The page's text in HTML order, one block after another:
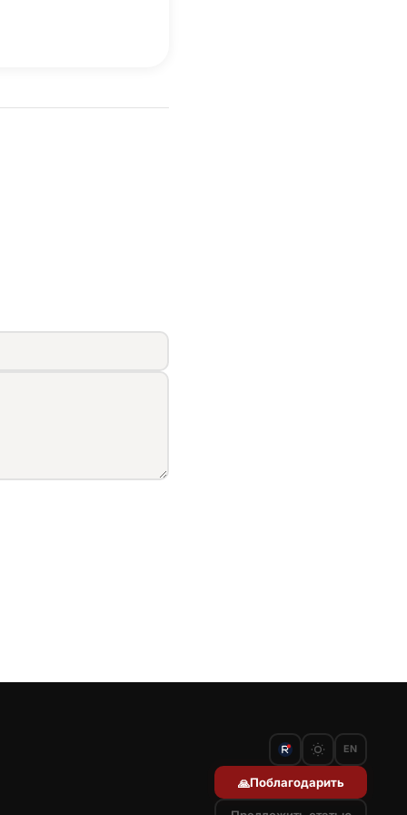
EN
🙏Поблагодарить